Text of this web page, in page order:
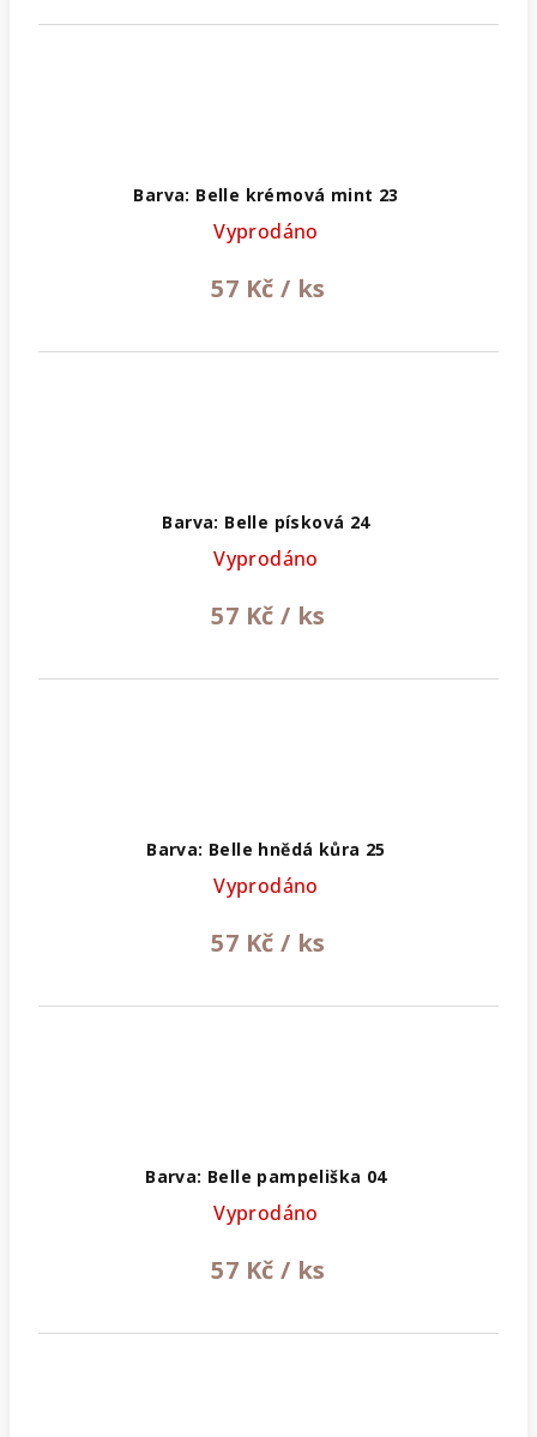
Barva: Belle krémová mint 23
Vyprodáno
57 Kč / ks
Barva: Belle písková 24
Vyprodáno
57 Kč / ks
Barva: Belle hnědá kůra 25
Vyprodáno
57 Kč / ks
Barva: Belle pampeliška 04
Vyprodáno
57 Kč / ks